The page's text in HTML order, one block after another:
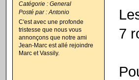
Catégorie : General
Posté par : Antonio
C'est avec une profonde
tristesse que nous vous
annonçons que notre ami
Jean-Marc est allé rejoindre
Marc et Vassily.
7